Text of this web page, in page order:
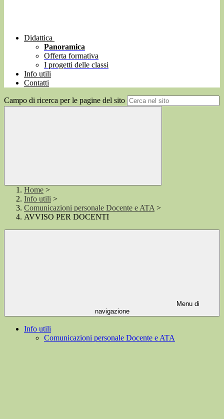
Didattica
Panoramica
Offerta formativa
I progetti delle classi
Info utili
Contatti
Campo di ricerca per le pagine del sito
Home >
Info utili >
Comunicazioni personale Docente e ATA >
AVVISO PER DOCENTI
Menu di
navigazione
Info utili
Comunicazioni personale Docente e ATA